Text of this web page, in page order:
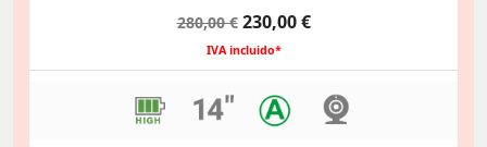
Preço
normal
280,00 € Preço
230,00 €
IVA incluido*